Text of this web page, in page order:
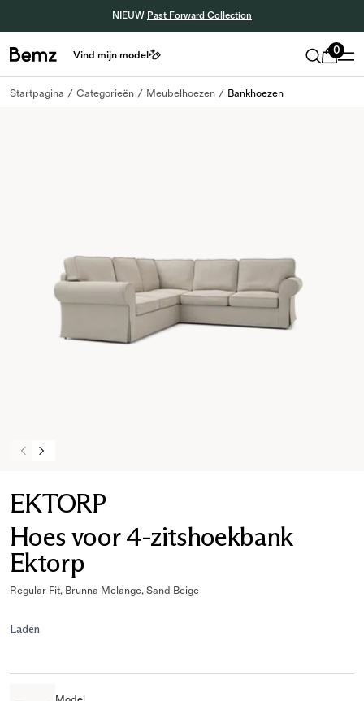
NIEUW Past Forward Collection
Vind mijn model 0
Startpagina Categorieën Meubelhoezen Bankhoezen
EKTORP
Hoes voor 4-zitshoekbank
Ektorp
Regular Fit, Brunna Melange, Sand Beige
Laden